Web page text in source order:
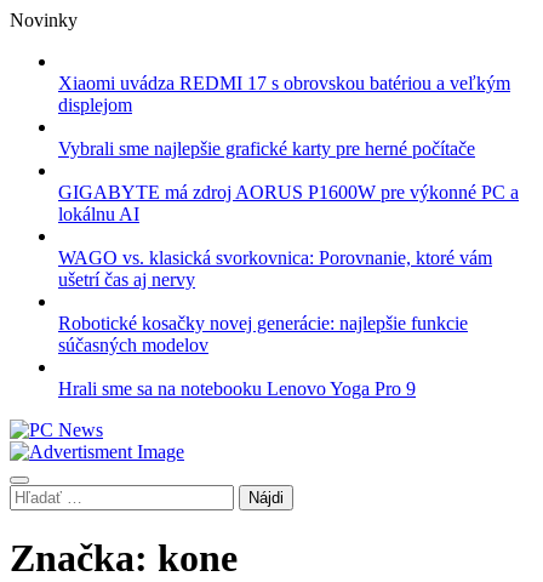
Skip
content
Novinky
Xiaomi uvádza REDMI 17 s obrovskou batériou a veľkým
displejom
Vybrali sme najlepšie grafické karty pre herné počítače
GIGABYTE má zdroj AORUS P1600W pre výkonné PC a
lokálnu AI
WAGO vs. klasická svorkovnica: Porovnanie, ktoré vám
ušetrí čas aj nervy
Robotické kosačky novej generácie: najlepšie funkcie
súčasných modelov
Hrali sme sa na notebooku Lenovo Yoga Pro 9
Hľadať:
Značka: kone